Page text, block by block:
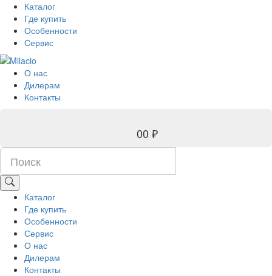
Каталог
Где купить
Особенности
Сервис
О нас
Дилерам
Контакты
00 ₽
Каталог
Где купить
Особенности
Сервис
О нас
Дилерам
Контакты